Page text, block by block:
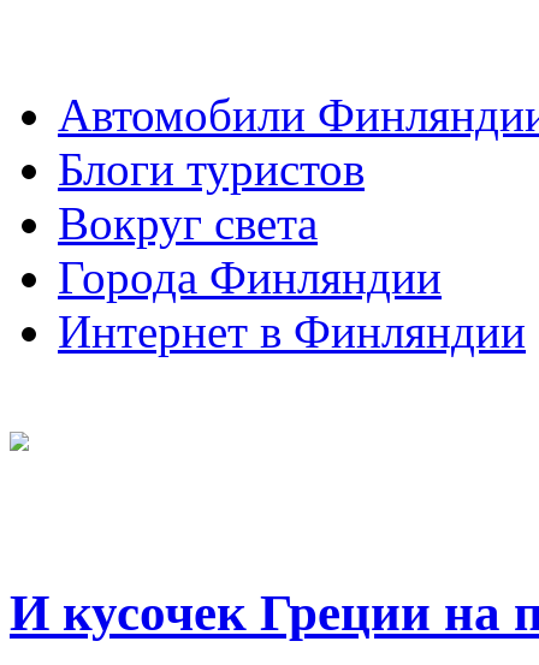
Автомобили
Блоги туристов
Вокруг света
Города Финляндии
Интернет в Финляндии
И кусочек Греции на